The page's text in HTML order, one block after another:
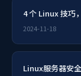
4 个 Linux 技巧
2024-11-18
Linux服务器安